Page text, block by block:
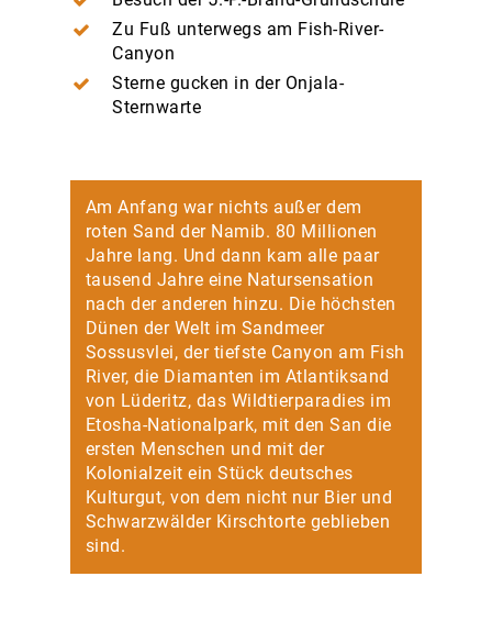
Zu Fuß unterwegs am Fish-River-
Canyon
Sterne gucken in der Onjala-
Sternwarte
Am Anfang war nichts außer dem
roten Sand der Namib. 80 Millionen
Jahre lang. Und dann kam alle paar
tausend Jahre eine Natursensation
nach der anderen hinzu. Die höchsten
Dünen der Welt im Sandmeer
Sossusvlei, der tiefste Canyon am Fish
River, die Diamanten im Atlantiksand
von Lüderitz, das Wildtierparadies im
Etosha-Nationalpark, mit den San die
ersten Menschen und mit der
Kolonialzeit ein Stück deutsches
Kulturgut, von dem nicht nur Bier und
Schwarzwälder Kirschtorte geblieben
sind.